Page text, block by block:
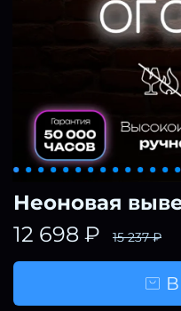
Неоновая
12 698 ₽ 15 237 ₽